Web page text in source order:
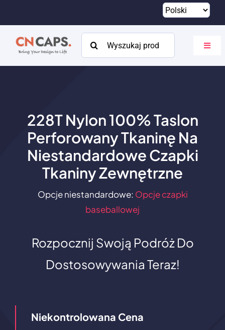
treści
Szukaj:
Katalog
Kontakt
228T Nylon 100% Taslon
Perforowany Tkaninę Na
Niestandardowe Czapki
Tkaniny Zewnętrzne
Opcje niestandardowe: Opcje czapki
baseballowej
Rozpocznij Swoją Podróż Do
Dostosowywania Teraz!
Niekontrolowana Cena